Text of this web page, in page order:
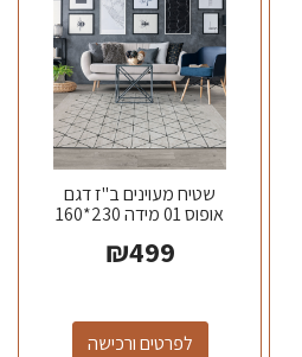
שטיח מעוינים ב"ז דגם
אופוס 01 מידה 230*160
₪499
לפרטים ורכישה